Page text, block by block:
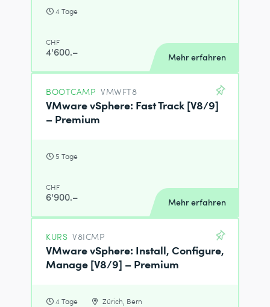
4 Tage
CHF
4'600.– Mehr erfahren
BOOTCAMP VMWFT8
VMware vSphere: Fast Track [V8/9]
– Premium
5 Tage
CHF
6'900.– Mehr erfahren
KURS V8ICMP
VMware vSphere: Install, Configure,
Manage [V8/9] – Premium
4 Tage Zürich, Bern